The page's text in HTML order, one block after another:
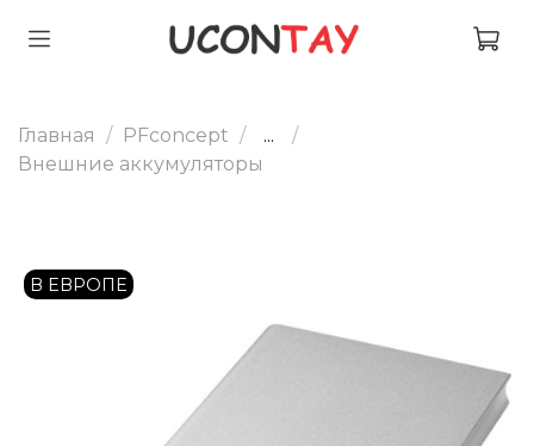
Главная PFconcept
...
Внешние аккумуляторы
В ЕВРОПЕ